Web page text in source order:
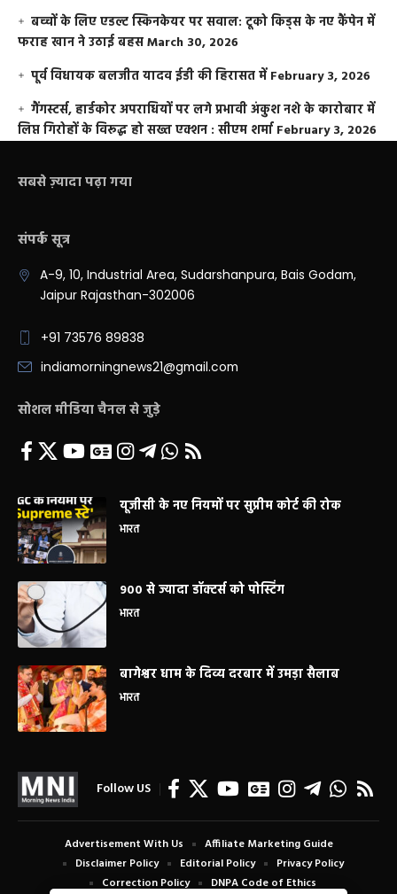
बच्चों के लिए एडल्ट स्किनकेयर पर सवाल: टूको किड्स के नए कैंपेन में
फराह खान ने उठाई बहसMarch 30, 2026
पूर्व विधायक बलजीत यादव ईडी की हिरासत में February 3, 2026
गैंगस्टर्स, हार्डकोर अपराधियों पर लगे प्रभावी अंकुश नशे के कारोबार में
लिप्त गिरोहों के विरूद्ध हो सख्त एक्शन : सीएम शर्मा February 3, 2026
सबसे ज़्यादा पढ़ा गया
संपर्क सूत्र
A-9, 10, Industrial Area, Sudarshanpura, Bais Godam,
Jaipur Rajasthan-302006
+91 73576 89838
indiamorningnews21@gmail.com
सोशल मीडिया चैनल से जुड़े
यूजीसी के नए नियमों पर सुप्रीम कोर्ट की रोक
भारत
900 से ज्यादा डॉक्टर्स को पोस्टिंग
भारत
बागेश्वर धाम के दिव्य दरबार में उमड़ा सैलाब
भारत
Follow US
Advertisement With Us
Affiliate Marketing Guide
Disclaimer Policy
Editorial Policy
Privacy Policy
Correction Policy
DNPA Code of Ethics